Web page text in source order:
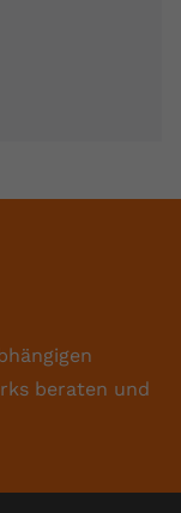
beraten und